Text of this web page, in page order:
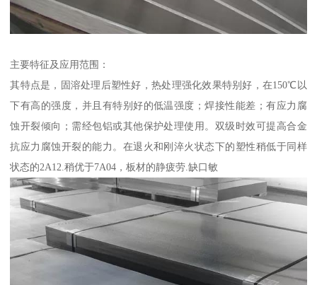
主要特征及应用范围：
其特点是，固溶处理后塑性好，热处理强化效果特别好，在150℃以
下有高的强度，并且有特别好的低温强度；焊接性能差；有应力腐
蚀开裂倾向；需经包铝或其他保护处理使用。双级时效可提高合金
抗应力腐蚀开裂的能力。在退火和刚淬火状态下的塑性稍低于同样
状态的2A12.稍优于7A04，板材的静疲劳.缺口敏